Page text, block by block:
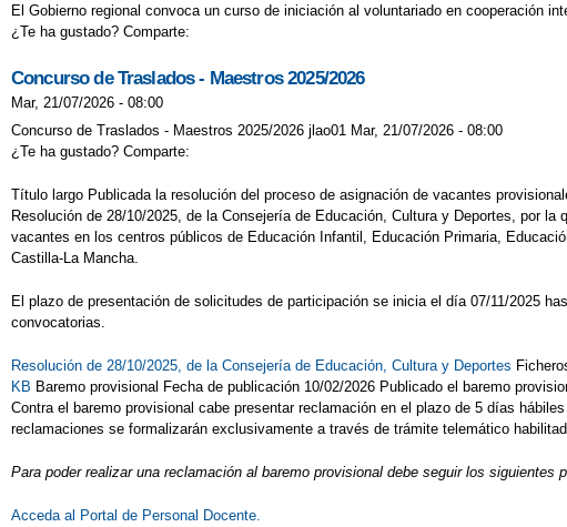
El Gobierno regional convoca un curso de iniciación al voluntariado en cooperación
¿Te ha gustado? Comparte:
Concurso de Traslados - Maestros 2025/2026
Mar, 21/07/2026 - 08:00
Concurso de Traslados - Maestros 2025/2026 jlao01 Mar, 21/07/2026 - 08:00
¿Te ha gustado? Comparte:
Título largo Publicada la resolución del proceso de asignación de vacantes
Resolución de 28/10/2025, de la Consejería de Educación, Cultura y Deportes, por
vacantes en los centros públicos de Educación Infantil, Educación Primaria,
Castilla-La Mancha.
El plazo de presentación de solicitudes de participación se inicia el día 07/11/2025
convocatorias.
Resolución de 28/10/2025, de la Consejería de Educación, Cultura y Deportes
KB Baremo provisional Fecha de publicación 10/02/2026 Publicado el baremo
Contra el baremo provisional cabe presentar reclamación en el plazo de 5 días
reclamaciones se formalizarán exclusivamente a través de trámite telemático
Para poder realizar una reclamación al baremo provisional debe seguir los siguientes
Acceda al Portal de Personal Docente.